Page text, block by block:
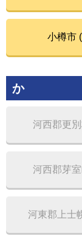
小樽市
か
河西郡更
河西郡芽
河東郡上士